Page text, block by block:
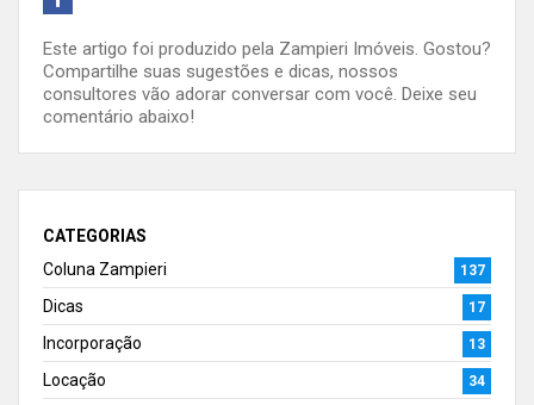
Este artigo foi produzido pela Zampieri Imóveis. Gostou?
Compartilhe suas sugestões e dicas, nossos
consultores vão adorar conversar com você. Deixe seu
comentário abaixo!
CATEGORIAS
Coluna Zampieri
137
Dicas 17
Incorporação 13
Locação 34